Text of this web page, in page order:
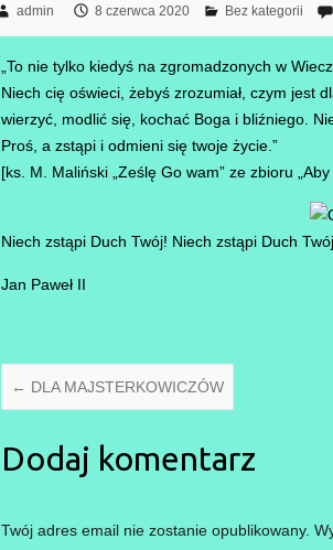
admin 8 czerwca 2020 Bez kategorii
„To nie tylko kiedyś na zgromadzonych w
Niech cię oświeci, żebyś zrozumiał, czym jest
wierzyć, modlić się, kochać Boga i bliźniego.
Proś, a zstąpi i odmieni się twoje życie.”
[ks. M. Maliński „Ześlę Go wam” ze zbioru
Niech zstąpi Duch Twój! Niech zstąpi Duch
Jan Paweł II
← DLA MAJSTERKOWICZÓW
Dodaj komentarz
Twój adres email nie zostanie opublikowany.